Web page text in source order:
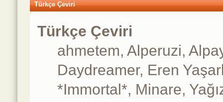
Türkçe Çeviri
Türkçe Çeviri
ahmetem, Alperuzi,
Daydreamer, Eren
*Immortal*, Minare,